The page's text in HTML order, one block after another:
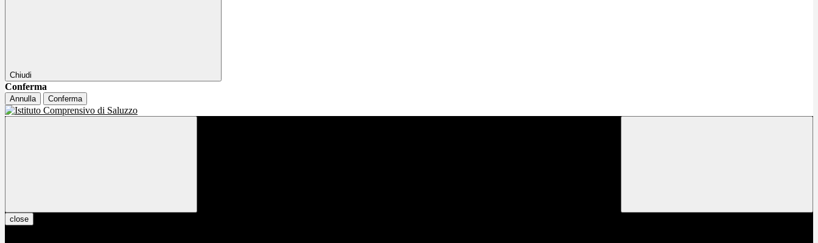
Chiudi
Conferma
Annulla Conferma
close